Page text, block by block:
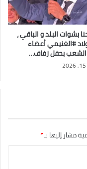
بشوات البلد و الباقي ،
#الغنيمي أعضاء
بحفل زفاف…
مشار إليها بـ*